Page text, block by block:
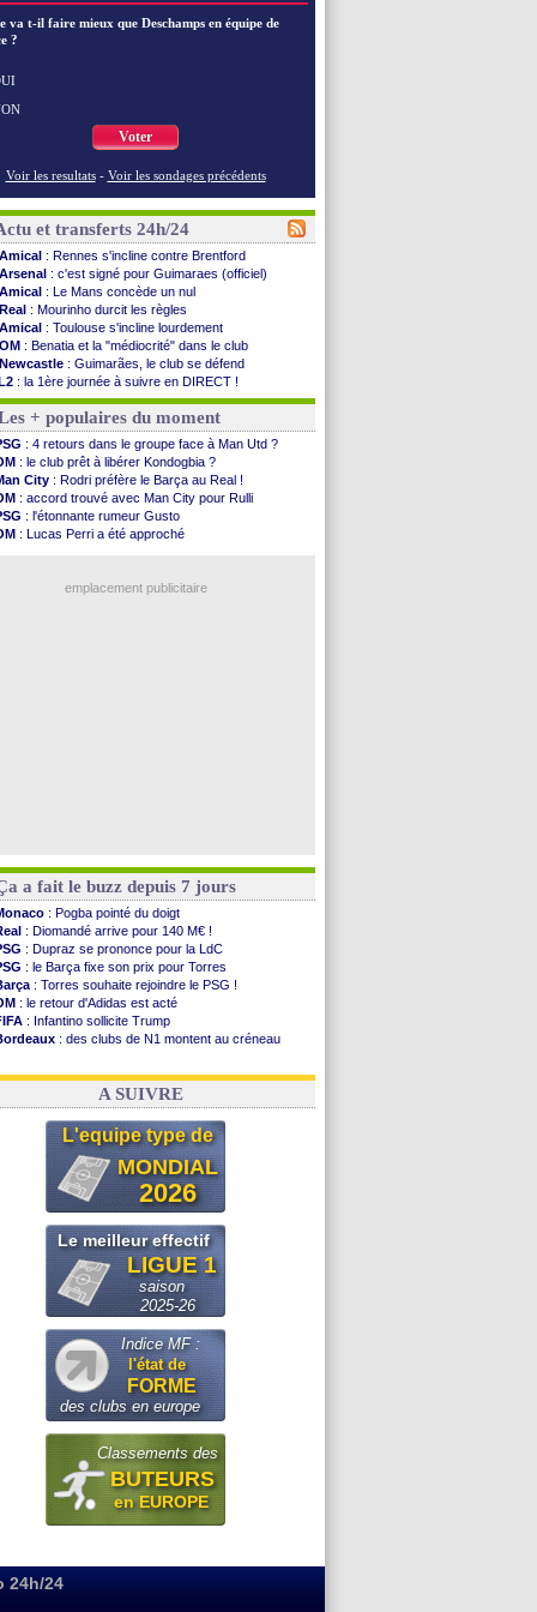
va t-il faire mieux que Deschamps en équipe de
?
Voter
Voir les resultats - Voir les sondages précédents
et transferts 24h/24
Amical : Rennes s'incline contre Brentford
Arsenal : c'est signé pour Guimaraes (officiel)
Amical : Le Mans concède un nul
Real : Mourinho durcit les règles
Amical : Toulouse s'incline lourdement
OM : Benatia et la "médiocrité" dans le club
Newcastle : Guimarães, le club se défend
: la 1ère journée à suivre en DIRECT !
: une deuxième offre pour Suzuki
PSG : le groupe pour le match face à Man Utd
OM: le jour où tout a basculé pour Benatia
Heracles: Reine-Adélaïde, le sort s'acharne...
Monaco: Mawissa a gravement blessé Uche
OM : accord avec la Real Sociedad pour Aguerd
Barça: Araujo va partir en prêt à Liverpool
OM : Côme pousse pour Gouiri
Man Utd: le groupe pour défier le PSG
: Gouiri évoque son avenir
+ populaires du moment
: 4 retours dans le groupe face à Man Utd ?
: le club prêt à libérer Kondogbia ?
City : Rodri préfère le Barça au Real !
: accord trouvé avec Man City pour Rulli
: l'étonnante rumeur Gusto
: Lucas Perri a été approché
emplacement publicitaire
a fait le buzz depuis 7 jours
: Pogba pointé du doigt
: Diomandé arrive pour 140 M€ !
: Dupraz se prononce pour la LdC
: le Barça fixe son prix pour Torres
: Torres souhaite rejoindre le PSG !
: le retour d'Adidas est acté
: Infantino sollicite Trump
: des clubs de N1 montent au créneau
: le démenti de Leipzig pour Diomandé
A SUIVRE
L'equipe type de
MONDIAL
2026
Le meilleur effectif
LIGUE 1
saison
2025-26
Indice MF :
l'état de
FORME
des clubs en europe
Classements des
BUTEURS
en EUROPE
24h/24